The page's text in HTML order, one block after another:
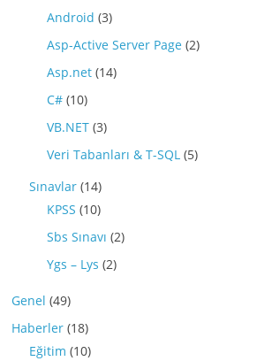
Android (3)
Asp-Active Server Page (2)
Asp.net (14)
C# (10)
VB.NET (3)
Veri Tabanları & T-SQL (5)
Sınavlar (14)
KPSS (10)
Sbs Sınavı (2)
Ygs – Lys (2)
Genel (49)
Haberler (18)
Eğitim (10)